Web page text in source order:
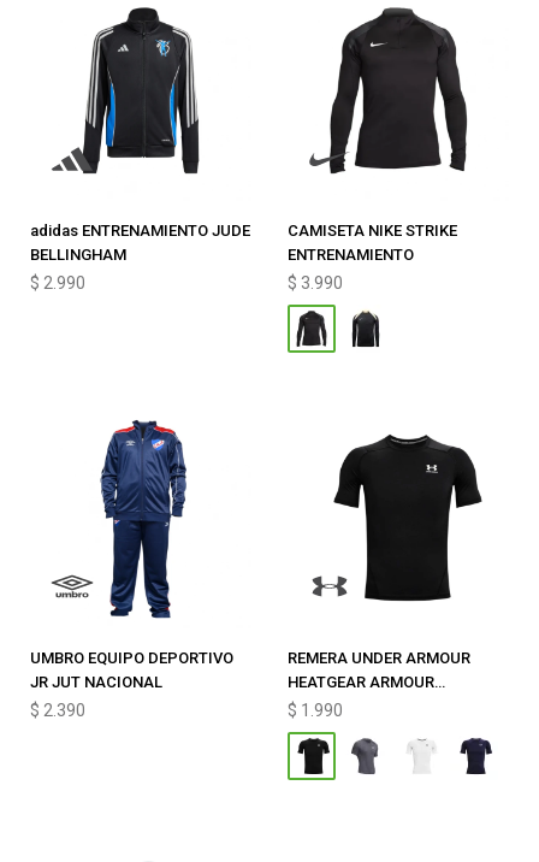
adidas ENTRENAMIENTO JUDE
BELLINGHAM
$ 2.990
CAMISETA NIKE STRIKE
ENTRENAMIENTO
$ 3.990
UMBRO EQUIPO DEPORTIVO
JR JUT NACIONAL
$ 2.390
REMERA UNDER ARMOUR
HEATGEAR ARMOUR
COMPRESSION
$ 1.990